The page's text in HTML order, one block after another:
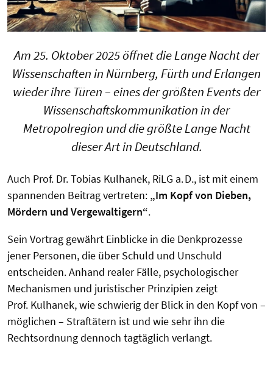
Am 25. Oktober 2025 öffnet die Lange Nacht der
Wissenschaften in Nürnberg, Fürth und Erlangen
wieder ihre Türen – eines der größten Events der
Wissenschaftskommunikation in der
Metropolregion und die größte Lange Nacht
dieser Art in Deutschland.
Auch Prof. Dr. Tobias Kulhanek, RiLG a. D., ist mit einem
spannenden Beitrag vertreten: „Im Kopf von Dieben,
Mördern und Vergewaltigern“.
Sein Vortrag gewährt Einblicke in die Denkprozesse
jener Personen, die über Schuld und Unschuld
entscheiden. Anhand realer Fälle, psychologischer
Mechanismen und juristischer Prinzipien zeigt
Prof. Kulhanek, wie schwierig der Blick in den Kopf von –
möglichen – Straftätern ist und wie sehr ihn die
Rechtsordnung dennoch tagtäglich verlangt.